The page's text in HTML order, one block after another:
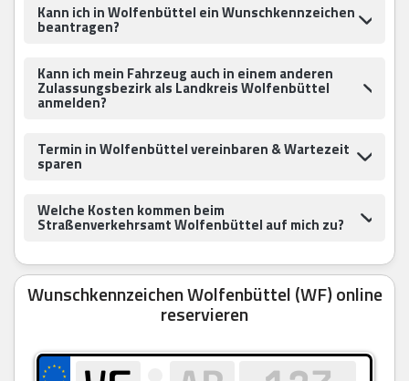
Kann ich in Wolfenbüttel ein Wunschkennzeichen
beantragen?
Kann ich mein Fahrzeug auch in einem anderen
Zulassungsbezirk als Landkreis Wolfenbüttel
anmelden?
Termin in Wolfenbüttel vereinbaren & Wartezeit
sparen
Welche Kosten kommen beim
Straßenverkehrsamt Wolfenbüttel auf mich zu?
Wunschkennzeichen Wolfenbüttel (WF) online
reservieren